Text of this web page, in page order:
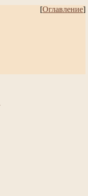
[Оглавление]